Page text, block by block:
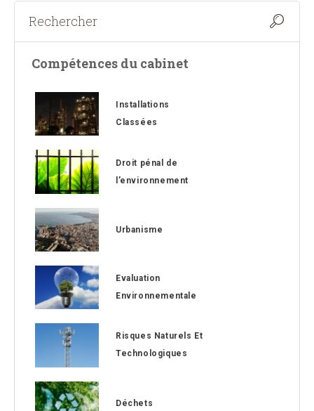
Compétences du cabinet
Installations
Classées
Droit pénal de
l’environnement
Urbanisme
Evaluation
Environnementale
Risques Naturels Et
Technologiques
Déchets